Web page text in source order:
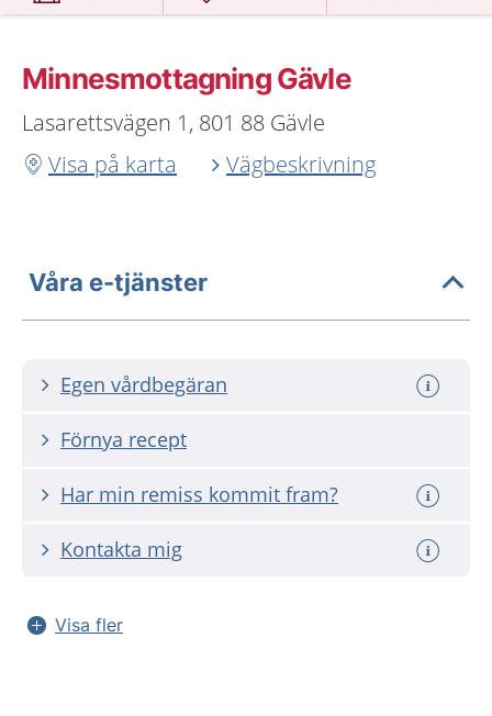
Minnesmottagning Gävle
Lasarettsvägen 1, 801 88 Gävle
Visa på karta
Vägbeskrivning
Våra e-tjänster
Egen vårdbegäran
Förnya recept
Har min remiss kommit fram?
Kontakta mig
Visa fler